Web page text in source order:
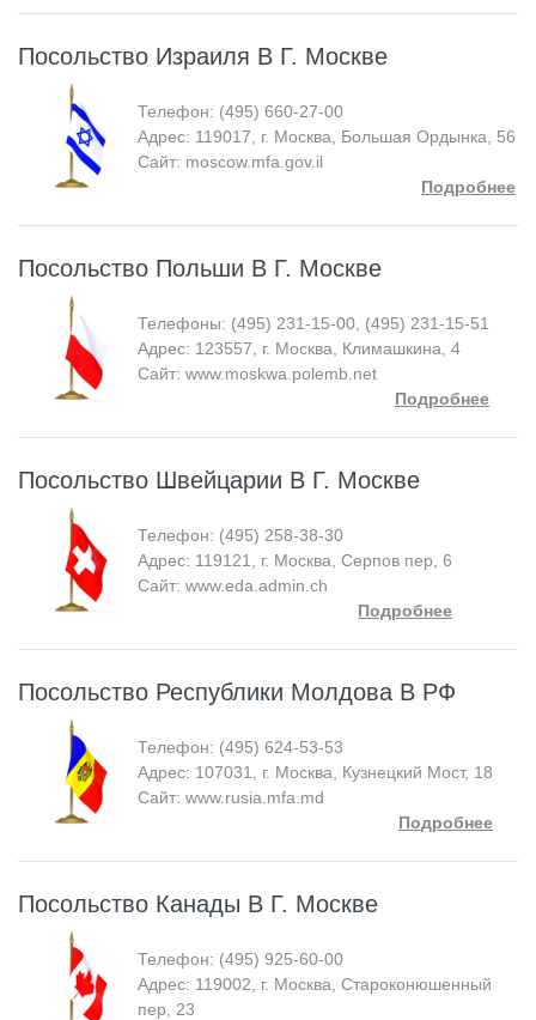
Посольство Израиля В Г. Москве
Телефон: (495) 660-27-00
Адрес: 119017, г. Москва, Большая Ордынка, 56
Сайт: moscow.mfa.gov.il
Подробнее
Посольство Польши В Г. Москве
Телефоны: (495) 231-15-00, (495) 231-15-51
Адрес: 123557, г. Москва, Климашкина, 4
Сайт: www.moskwa.polemb.net
Подробнее
Посольство Швейцарии В Г. Москве
Телефон: (495) 258-38-30
Адрес: 119121, г. Москва, Серпов пер, 6
Сайт: www.eda.admin.ch
Подробнее
Посольство Республики Молдова В РФ
Телефон: (495) 624-53-53
Адрес: 107031, г. Москва, Кузнецкий Мост, 18
Сайт: www.rusia.mfa.md
Подробнее
Посольство Канады В Г. Москве
Телефон: (495) 925-60-00
Адрес: 119002, г. Москва, Староконюшенный
пер, 23